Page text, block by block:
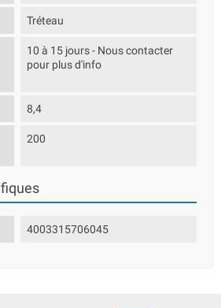
Tréteau
10 à 15 jours - Nous contacter
pour plus d'info
8,4
200
4003315706045